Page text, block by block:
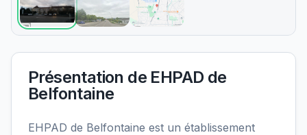
Présentation de EHPAD de
Belfontaine
EHPAD de Belfontaine est un établissement